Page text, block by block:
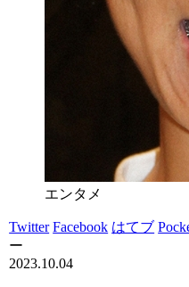
エンタメ
Twitter Facebook はてブ
ー
2023.10.04